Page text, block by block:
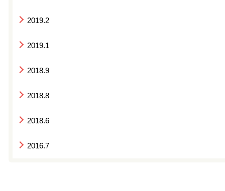
2019.2
2019.1
2018.9
2018.8
2018.6
2016.7